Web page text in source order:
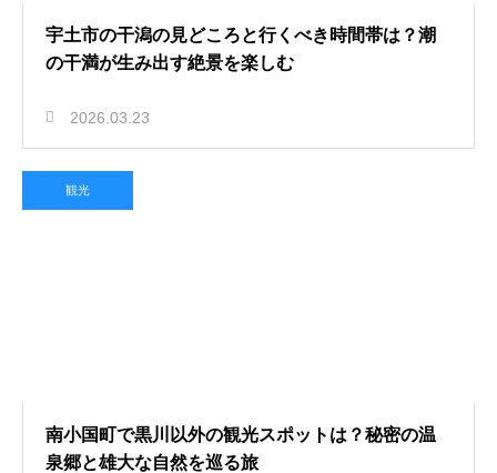
宇土市の干潟の見どころと行くべき時間帯は？潮
の干満が生み出す絶景を楽しむ
2026.03.23
観光
南小国町で黒川以外の観光スポットは？秘密の温
泉郷と雄大な自然を巡る旅